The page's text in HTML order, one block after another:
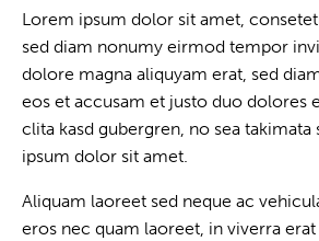
Lorem ipsum dolor sit amet,
sed diam nonumy eirmod tempor
dolore magna aliquyam erat, sed
eos et accusam et justo duo dolores
clita kasd gubergren, no sea takimata
ipsum dolor sit amet.
Aliquam laoreet sed neque ac
eros nec quam laoreet, in viverra